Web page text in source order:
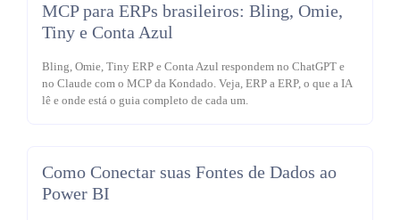
MCP para ERPs brasileiros: Bling, Omie,
Tiny e Conta Azul
Bling, Omie, Tiny ERP e Conta Azul respondem no ChatGPT e
no Claude com o MCP da Kondado. Veja, ERP a ERP, o que a IA
lê e onde está o guia completo de cada um.
Como Conectar suas Fontes de Dados ao
Power BI